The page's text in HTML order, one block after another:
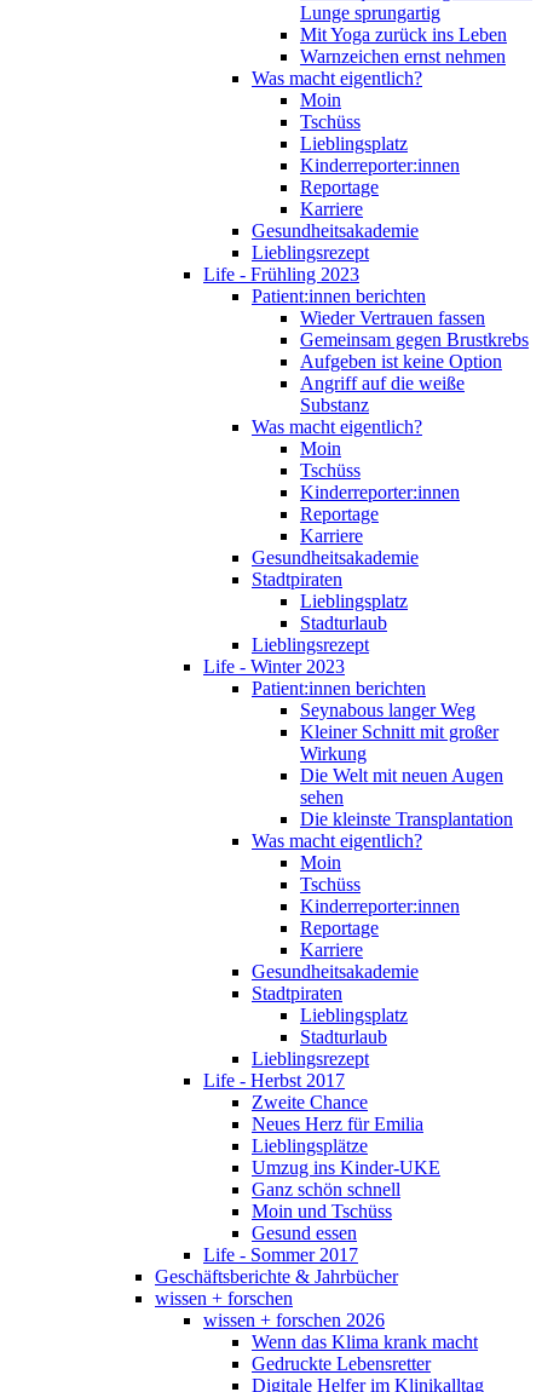
Lunge sprungartig
Mit Yoga zurück ins Leben
Warnzeichen ernst nehmen
Was macht eigentlich?
Moin
Tschüss
Lieblingsplatz
Kinderreporter:innen
Reportage
Karriere
Gesundheitsakademie
Lieblingsrezept
Life - Frühling 2023
Patient:innen berichten
Wieder Vertrauen fassen
Gemeinsam gegen Brustkrebs
Aufgeben ist keine Option
Angriff auf die weiße
Substanz
Was macht eigentlich?
Moin
Tschüss
Kinderreporter:innen
Reportage
Karriere
Gesundheitsakademie
Stadtpiraten
Lieblingsplatz
Stadturlaub
Lieblingsrezept
Life - Winter 2023
Patient:innen berichten
Seynabous langer Weg
Kleiner Schnitt mit großer
Wirkung
Die Welt mit neuen Augen
sehen
Die kleinste Transplantation
Was macht eigentlich?
Moin
Tschüss
Kinderreporter:innen
Reportage
Karriere
Gesundheitsakademie
Stadtpiraten
Lieblingsplatz
Stadturlaub
Lieblingsrezept
Life - Herbst 2017
Zweite Chance
Neues Herz für Emilia
Lieblingsplätze
Umzug ins Kinder-UKE
Ganz schön schnell
Moin und Tschüss
Gesund essen
Life - Sommer 2017
Geschäftsberichte & Jahrbücher
wissen + forschen
wissen + forschen 2026
Wenn das Klima krank macht
Gedruckte Lebensretter
Digitale Helfer im Klinikalltag